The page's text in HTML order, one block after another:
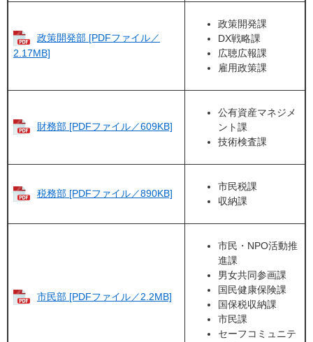
政策開発部 [PDFファイル／
2.17MB]
政策開発課
DX戦略課
広聴広報課
雇用政策課
財務部 [PDFファイル／609KB]
公有資産マネジメ
ント課
技術検査課
税務部 [PDFファイル／890KB]
市民税課
収納課
市民部 [PDFファイル／2.2MB]
市民・NPO活動推
進課
男女共同参画課
国民健康保険課
国保税収納課
市民課
セーフコミュニテ